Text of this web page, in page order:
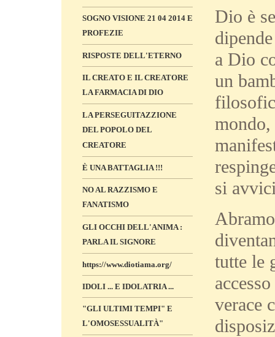
SOGNO VISIONE 21 04 2014 E
PROFEZIE
RISPOSTE DELL'ETERNO
IL CREATO E IL CREATORE
LA FARMACIA DI DIO
LA PERSEGUITAZZIONE
DEL POPOLO DEL
CREATORE
È UNA BATTAGLIA !!!
NO AL RAZZISMO E
FANATISMO
GLI OCCHI DELL'ANIMA :
PARLA IL SIGNORE
https://www.diotiama.org/
IDOLI ... E IDOLATRIA ...
"GLI ULTIMI TEMPI" E
L'OMOSESSUALITÀ"
Dio è
a Dio
un
si
tutte le
verace